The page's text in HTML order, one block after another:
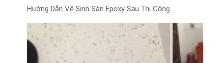
Hướng Dẫn Vệ Sinh Sàn Epoxy Sau Thi Công